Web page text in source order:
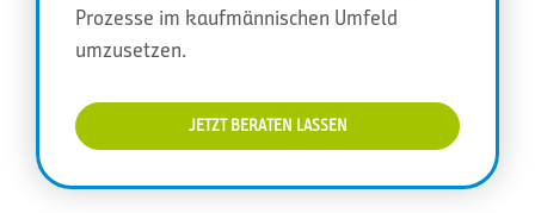
Prozesse im kaufmännischen Umfeld
umzusetzen.
JETZT BERATEN LASSEN